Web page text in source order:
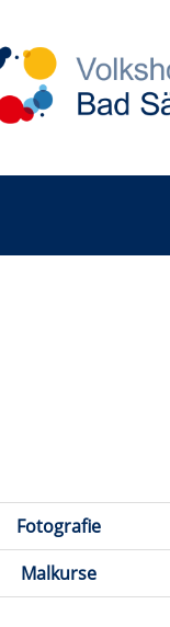
Fotografie
Malkurse